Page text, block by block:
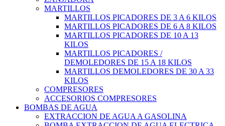
MARTILLOS
MARTILLOS PICADORES DE 3 A 6 KILOS
MARTILLOS PICADORES DE 6 A 8 KILOS
MARTILLOS PICADORES DE 10 A 13
KILOS
MARTILLOS PICADORES /
DEMOLEDORES DE 15 A 18 KILOS
MARTILLOS DEMOLEDORES DE 30 A 33
KILOS
COMPRESORES
ACCESORIOS COMPRESORES
BOMBAS DE AGUA
EXTRACCION DE AGUA A GASOLINA